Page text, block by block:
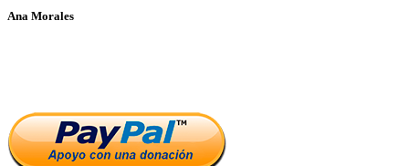
Ana Morales